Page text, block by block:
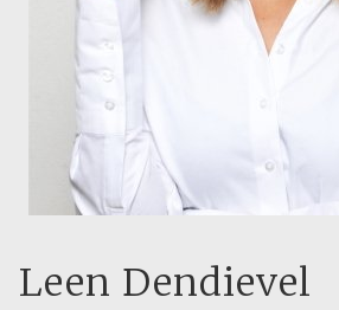
Leen Dendievel